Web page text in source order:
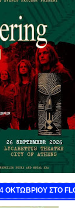
ΟΚΤΩΒΡΙΟΥ ΣΤΟ